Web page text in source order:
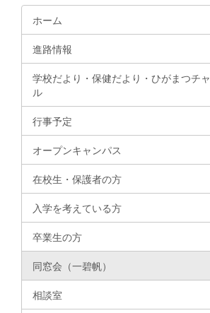
ホーム
進路情報
学校だより・保健だより・ひがまつチ
ル
行事予定
オープンキャンパス
在校生・保護者の方
入学を考えている方
卒業生の方
同窓会（一碧帆）
相談室